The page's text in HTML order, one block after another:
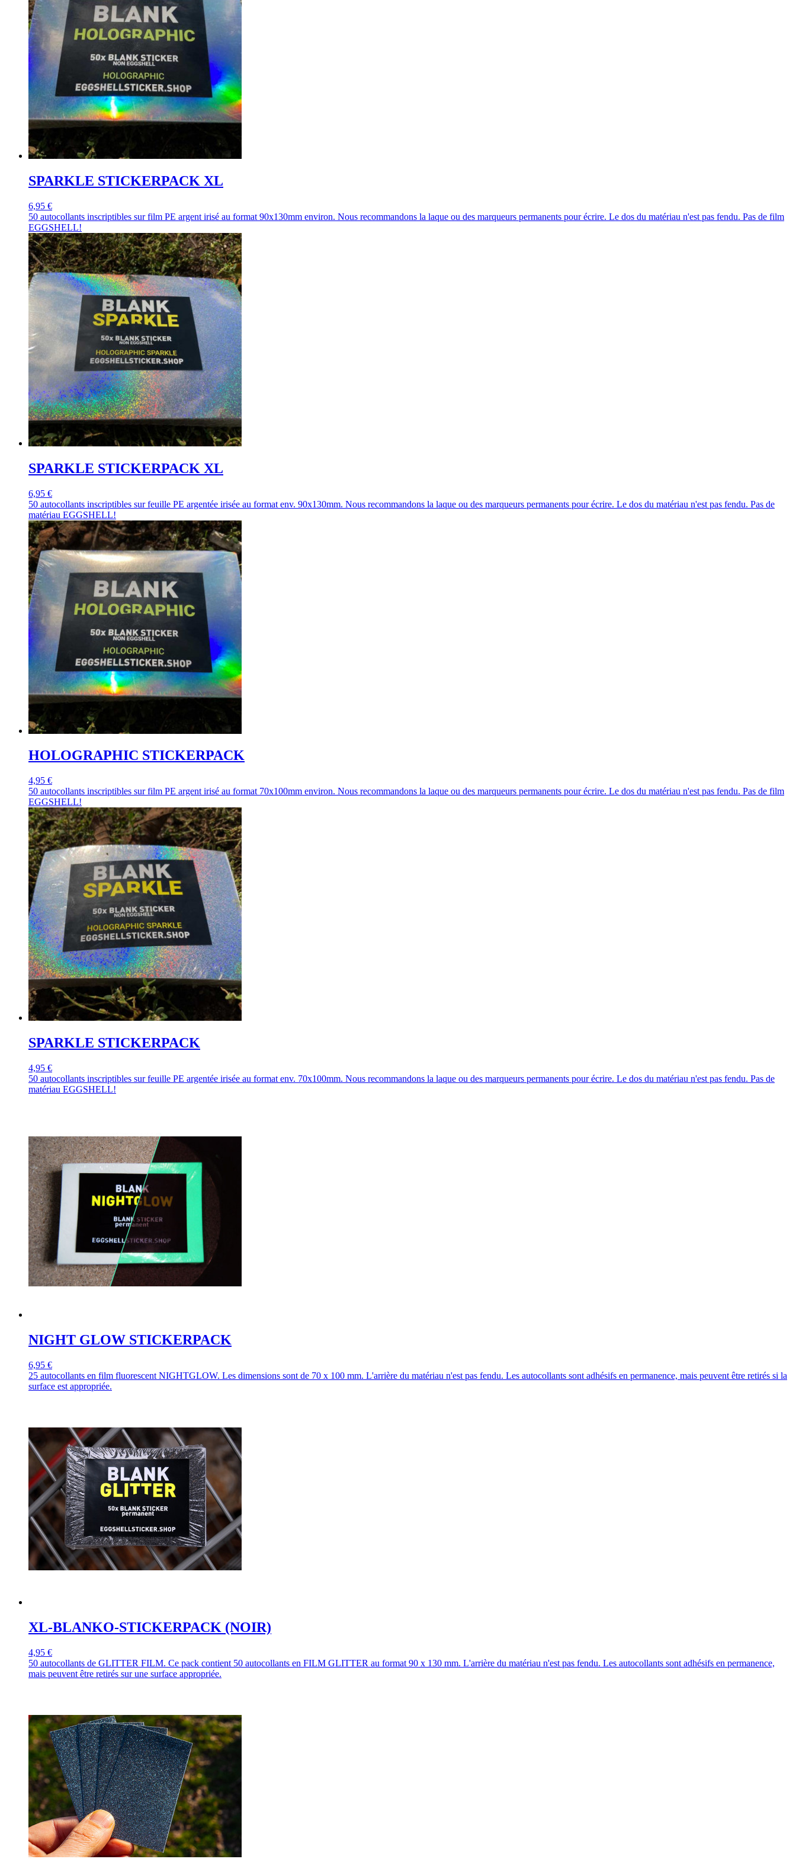
SPARKLE STICKERPACK XL
6,95 €
50 autocollants inscriptibles sur film PE argent irisé au format 90x130mm environ. Nous recommandons la laque ou des marqueurs permanents pour écrire. Le dos du matériau n'est pas fendu. Pas de film
EGGSHELL!
SPARKLE STICKERPACK XL
6,95 €
50 autocollants inscriptibles sur feuille PE argentée irisée au format env. 90x130mm. Nous recommandons la laque ou des marqueurs permanents pour écrire. Le dos du matériau n'est pas fendu. Pas de
matériau EGGSHELL!
HOLOGRAPHIC STICKERPACK
4,95 €
50 autocollants inscriptibles sur film PE argent irisé au format 70x100mm environ. Nous recommandons la laque ou des marqueurs permanents pour écrire. Le dos du matériau n'est pas fendu. Pas de film
EGGSHELL!
SPARKLE STICKERPACK
4,95 €
50 autocollants inscriptibles sur feuille PE argentée irisée au format env. 70x100mm. Nous recommandons la laque ou des marqueurs permanents pour écrire. Le dos du matériau n'est pas fendu. Pas de
matériau EGGSHELL!
NIGHT GLOW STICKERPACK
6,95 €
25 autocollants en film fluorescent NIGHTGLOW. Les dimensions sont de 70 x 100 mm. L'arrière du matériau n'est pas fendu. Les autocollants sont adhésifs en permanence, mais peuvent être retirés si la
surface est appropriée.
XL-BLANKO-STICKERPACK (NOIR)
4,95 €
50 autocollants de GLITTER FILM. Ce pack contient 50 autocollants en FILM GLITTER au format 90 x 130 mm. L'arrière du matériau n'est pas fendu. Les autocollants sont adhésifs en permanence,
mais peuvent être retirés sur une surface appropriée.